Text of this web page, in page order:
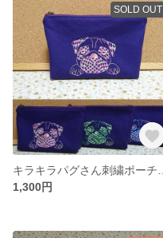
SOLD OUT
1,300円